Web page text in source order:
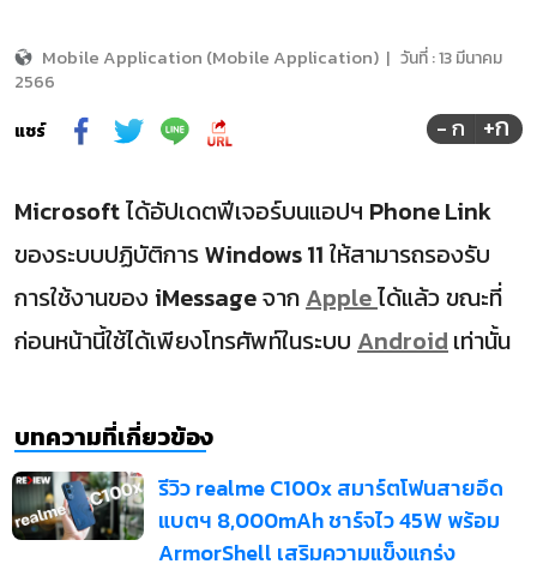
Mobile Application (Mobile Application) | วันที่ :13 มีนาคม
2566
แชร์
- ก +ก
Microsoftได้อัปเดตฟีเจอร์บนแอปฯ Phone Link
ของระบบปฏิบัติการWindows 11 ให้สามารถรองรับ
การใช้งานของiMessageจากAppleได้แล้ว ขณะที่
ก่อนหน้านี้ใช้ได้เพียงโทรศัพท์ในระบบ Androidเท่านั้น
บทความที่เกี่ยวข้อง
รีวิว realme C100x สมาร์ตโฟนสายอึด
แบตฯ 8,000mAh ชาร์จไว 45W พร้อม
ArmorShell เสริมความแข็งแกร่ง